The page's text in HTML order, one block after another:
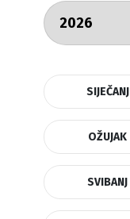
SIJEČANJ
OŽUJAK
SVIBANJ